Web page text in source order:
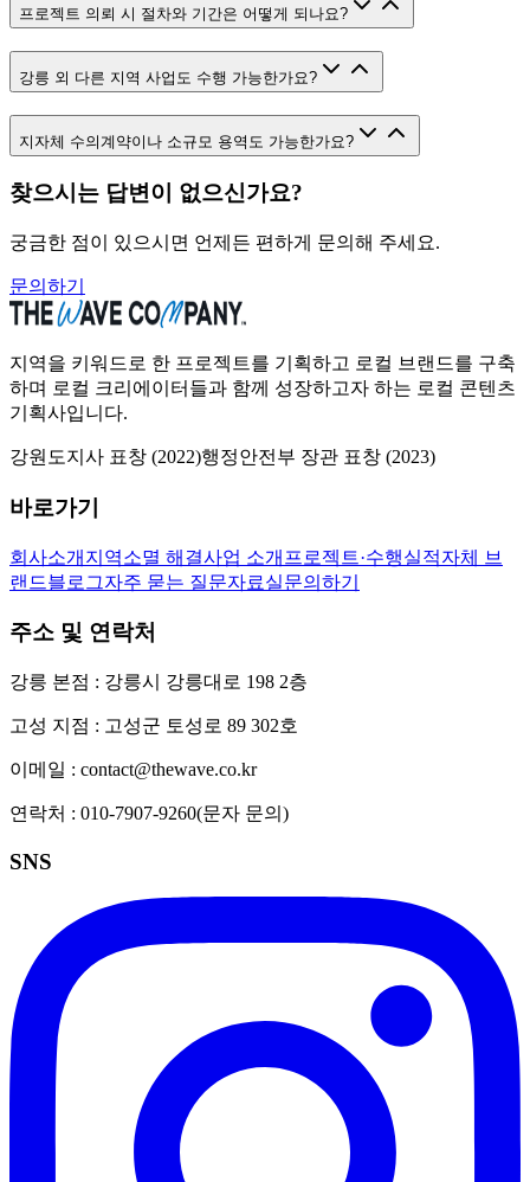
프로젝트 의뢰 시 절차와 기간은 어떻게 되나요?
강릉 외 다른 지역 사업도 수행 가능한가요?
지자체 수의계약이나 소규모 용역도 가능한가요?
찾으시는 답변이 없으신가요?
궁금한 점이 있으시면 언제든 편하게 문의해 주세요.
문의하기
지역을 키워드로 한 프로젝트를 기획하고 로컬 브랜드를 구축
하며 로컬 크리에이터들과 함께 성장하고자 하는 로컬 콘텐츠
기획사입니다.
강원도지사 표창 (2022)행정안전부 장관 표창 (2023)
바로가기
회사소개 지역소멸 해결사업 소개 프로젝트·수행실적자체 브
랜드블로그자주 묻는 질문자료실문의하기
주소 및 연락처
강릉 본점 : 강릉시 강릉대로 198 2층
고성 지점 : 고성군 토성로 89 302호
이메일 : contact@thewave.co.kr
연락처 : 010-7907-9260(문자 문의)
SNS